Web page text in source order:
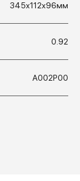
345x112x96мм
0.92
А002Р00